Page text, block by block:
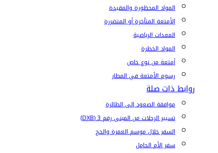
المواد المحظورة والمقيدة
الأمتعة المتأخرة أو المتضررة
المعدات الرياضية
المواد الخطرة
أمتعة من نوع خاص
رسوم الأمتعة في المطار
روابط ذات صلة
موافقة الصعود إلى الطائرة
تسيير الرحلات من المبنى رقم 3 (DXB)
السفر خلال موسم العمرة والحج
سفر الأم الحامل